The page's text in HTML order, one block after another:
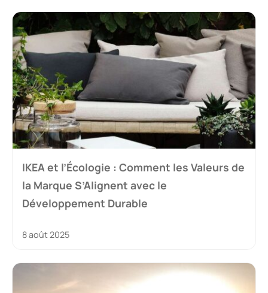
IKEA et l’Écologie : Comment les Valeurs de
la Marque S’Alignent avec le
Développement Durable
8 août 2025